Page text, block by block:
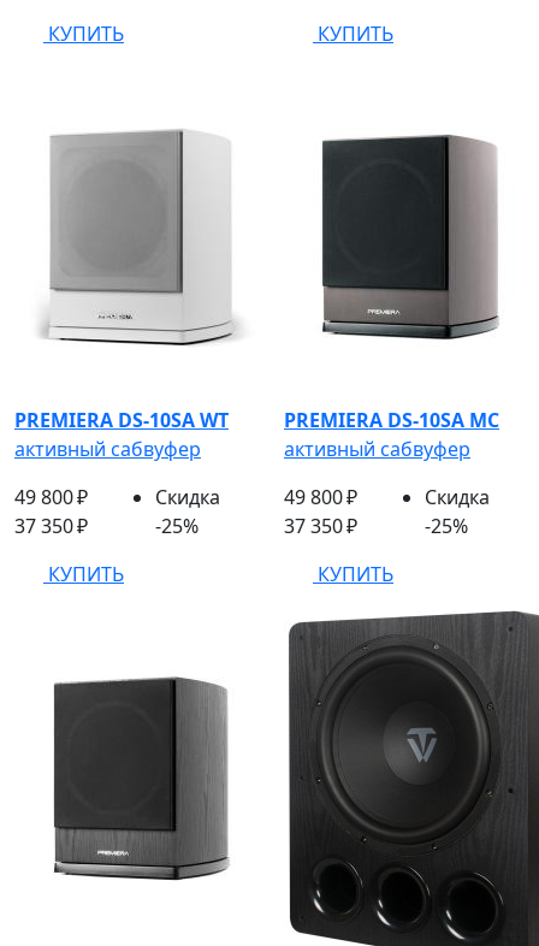
КУПИТЬ
КУПИТЬ
PREMIERA DS-10SA WT
активный сабвуфер
49 800 ₽
37 350 ₽
Скидка
-25%
КУПИТЬ
PREMIERA DS-10SA MC
активный сабвуфер
49 800 ₽
37 350 ₽
Скидка
-25%
КУПИТЬ